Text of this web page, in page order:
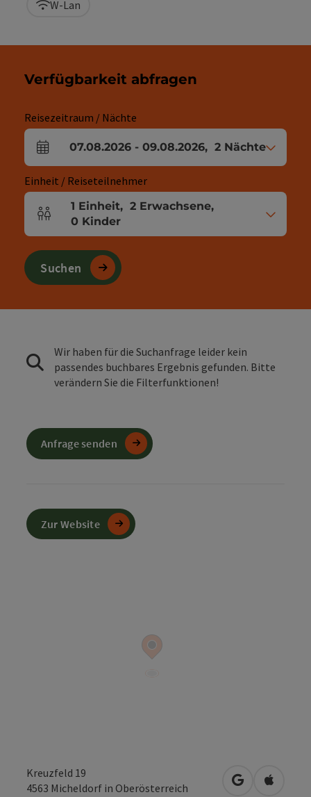
W-Lan
Kreuzfeld 19
4563 Micheldorf in Oberösterreich in Google
in
Verfügbarkeit abfragen
Reisezeitraum / Nächte
An- und Abreisefelder
07.08.2026 - 09.08.2026, 2 Nächte
Einheit / Reiseteilnehmer
Einheitenanzahl und Personenfelder
1 Einheit, 2 Erwachsene,
0 Kinder
Suchen
Wir haben für die Suchanfrage leider kein
passendes buchbares Ergebnis gefunden. Bitte
verändern Sie die Filterfunktionen!
Anfrage senden
Zur Website